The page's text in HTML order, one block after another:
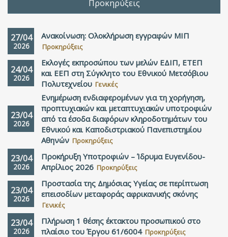
Προκηρύξεις
27/04
2026
Ανακοίνωση: Ολοκλήρωση εγγραφών ΜΙΠ
Προκηρύξεις
24/04
2026
Εκλογές εκπροσώπου των μελών ΕΔΙΠ, ΕΤΕΠ
και ΕΕΠ στη Σύγκλητο του Εθνικού Μετσόβιου
Πολυτεχνείου Γενικές
23/04
2026
Ενημέρωση ενδιαφερομένων για τη χορήγηση,
προπτυχιακών και μεταπτυχιακών υποτροφιών
από τα έσοδα διαφόρων κληροδοτημάτων του
Εθνικού και Καποδιστριακού Πανεπιστημίου
Αθηνών Προκηρύξεις
23/04
2026
Προκήρυξη Υποτροφιών – Ίδρυμα Ευγενίδου-
Απρίλιος 2026 Προκηρύξεις
23/04
2026
Προστασία της Δημόσιας Υγείας σε περίπτωση
επεισοδίων μεταφοράς αφρικανικής σκόνης
Γενικές
23/04
2026
Πλήρωση 1 θέσης έκτακτου προσωπικού στο
πλαίσιο του Έργου 61/6004 Προκηρύξεις